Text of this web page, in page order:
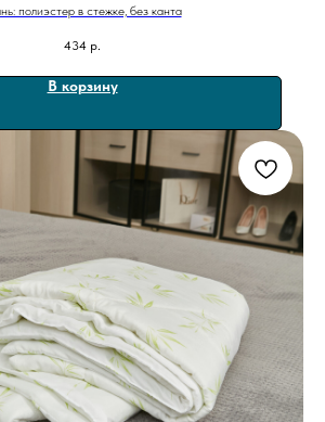
полиэстер в стежке, без канта
434 р.
В корзину